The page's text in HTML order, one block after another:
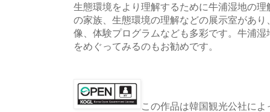
生態環境をより理解するために牛浦湿地の
の家族、生態環境の理解などの展示室があ
像、体験プログラムなども多彩です。牛浦
をめぐってみるのもお勧めです。
この作品は韓国観光公社に